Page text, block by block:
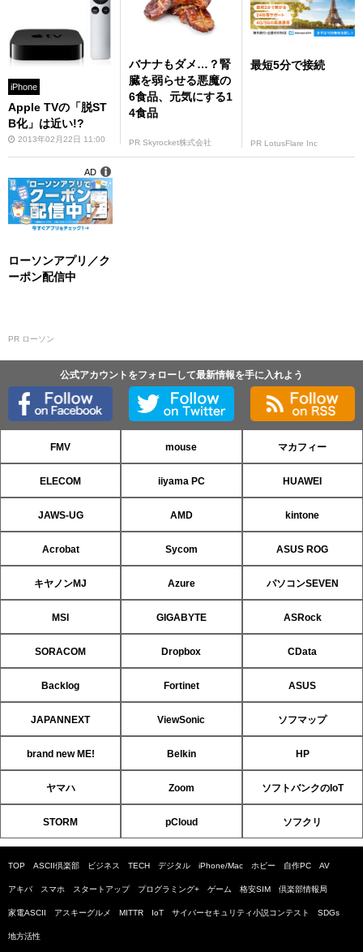
iPhone
Apple TVの「脱ST
B化」は近い!?
2013年02月22日 11:00
バナナもダメ…？腎
臓を弱らせる悪魔の
6食品、元気にする1
4食品
PR Skyrocket株式会社
最短5分で接続
PR LotusFlare Inc
ローソンアプリ／ク
ーポン配信中
PR ローソン
AD
公式アカウントをフォローして最新情報を手に入れよう
FMV mouse マカフィー
ELECOM iiyama PC HUAWEI
JAWS-UG AMD kintone
Acrobat Sycom ASUS ROG
キヤノンMJ Azure パソコンSEVEN
MSI GIGABYTE ASRock
SORACOM Dropbox CData
Backlog Fortinet ASUS
JAPANNEXT ViewSonic ソフマップ
brand new ME! Belkin HP
ヤマハ Zoom ソフトバンクのIoT
STORM pCloud ソフクリ
TOP ASCII倶楽部 ビジネス TECH デジタル iPhone/Mac ホビー 自作PC AV
アキバ スマホ スタートアップ プログラミング+ ゲーム 格安SIM 倶楽部情報局
家電ASCII アスキーグルメ MITTR IoT サイバーセキュリティ小説コンテスト SDGs
地方活性